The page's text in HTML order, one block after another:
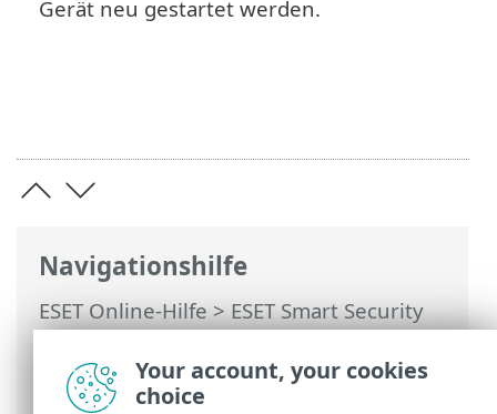
Navigationshilfe
ESET Online-Hilfe>ESET Smart Security
Premium>Installation>Upgrade auf
eine aktuellere Version> Automatisches
Upgrade für veraltete Anwendungen.
Gerät neu gestartet werden.
Your account, your cookies
choice